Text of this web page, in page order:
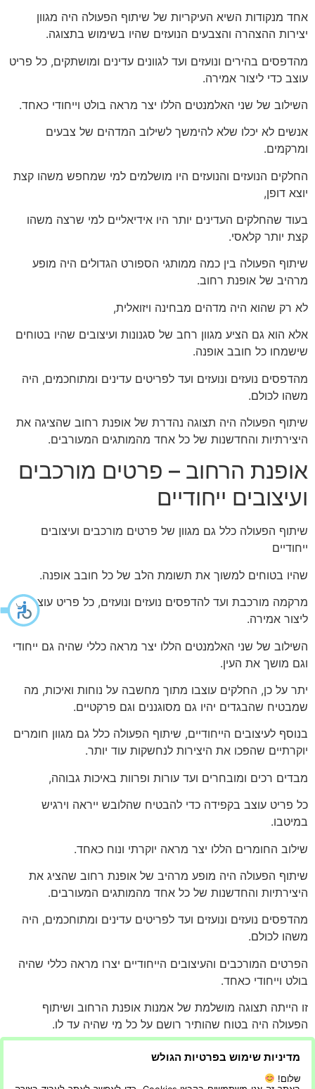
אחד מנקודות השיא העיקריות של שיתוף הפעולה היה מגוון
יצירות ההצהרה והצבעים הנועזים שהיו בשימוש בתצוגה.
מהדפסים בהירים ונועזים ועד לגוונים עדינים ומושתקים, כל פריט
עוצב כדי ליצור אמירה.
השילוב של שני האלמנטים הללו יצר מראה בולט וייחודי כאחד.
אנשים לא יכלו שלא להימשך לשילוב המדהים של צבעים
ומרקמים.
החלקים הנועזים והנועזים היו מושלמים למי שמחפש משהו קצת
יוצא דופן,
בעוד שהחלקים העדינים יותר היו אידיאליים למי שרצה משהו
קצת יותר קלאסי.
שיתוף הפעולה בין כמה ממותגי הספורט הגדולים היה מופע
מרהיב של אופנת רחוב.
לא רק שהוא היה מדהים מבחינה ויזואלית,
אלא הוא גם הציע מגוון רחב של סגנונות ועיצובים שהיו בטוחים
שישמחו כל חובב אופנה.
מהדפסים נועזים ונועזים ועד לפריטים עדינים ומתוחכמים, היה
משהו לכולם.
שיתוף הפעולה היה תצוגה נהדרת של אופנת רחוב שהציגה את
היצירתיות והחדשנות של כל אחד מהמותגים המעורבים.
אופנת הרחוב – פרטים מורכבים
ועיצובים ייחודיים
שיתוף הפעולה כלל גם מגוון של פרטים מורכבים ועיצובים
ייחודיים
שהיו בטוחים למשוך את תשומת הלב של כל חובב אופנה.
מרקמה מורכבת ועד להדפסים נועזים ונועזים, כל פריט עוצב כדי
ליצור אמירה.
השילוב של שני האלמנטים הללו יצר מראה כללי שהיה גם ייחודי
וגם מושך את העין.
יתר על כן, החלקים עוצבו מתוך מחשבה על נוחות ואיכות, מה
שמבטיח שהבגדים יהיו גם מסוגננים וגם פרקטיים.
בנוסף לעיצובים הייחודיים, שיתוף הפעולה כלל גם מגוון חומרים
יוקרתיים שהפכו את היצירות לנחשקות עוד יותר.
מבדים רכים ומובחרים ועד עורות ופרוות באיכות גבוהה,
כל פריט עוצב בקפידה כדי להבטיח שהלובש ייראה וירגיש
במיטבו.
שילוב החומרים הללו יצר מראה יוקרתי ונוח כאחד.
שיתוף הפעולה היה מופע מרהיב של אופנת רחוב שהציג את
היצירתיות והחדשנות של כל אחד מהמותגים המעורבים.
מהדפסים נועזים ונועזים ועד לפריטים עדינים ומתוחכמים, היה
משהו לכולם.
הפרטים המורכבים והעיצובים הייחודיים יצרו מראה כללי שהיה
בולט וייחודי כאחד.
זו הייתה תצוגה מושלמת של אמנות אופנת הרחוב ושיתוף
הפעולה היה בטוח שהותיר רושם על כל מי שהיה עד לו.
התצוגה הנהדרת של חובבי אופנת הרחוב תהיה בטוחה אירוע
מדיניות שימוש בפרטיות הגולש
שלום!